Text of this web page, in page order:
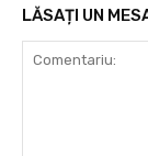
LĂSAȚI UN